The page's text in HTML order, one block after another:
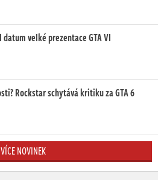
velké prezentace GTA VI
Rockstar schytává kritiku za GTA 6
VÍCE NOVINEK